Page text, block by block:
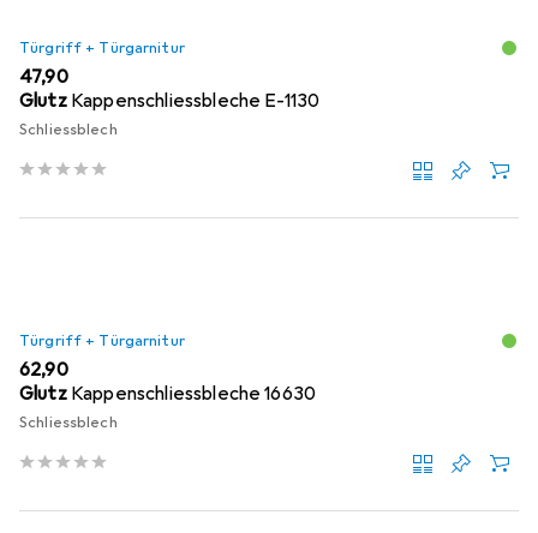
Türgriff + Türgarnitur
EUR
47,90
Glutz Kappenschliessbleche E-1130
Schliessblech
Türgriff + Türgarnitur
EUR
62,90
Glutz Kappenschliessbleche 16630
Schliessblech